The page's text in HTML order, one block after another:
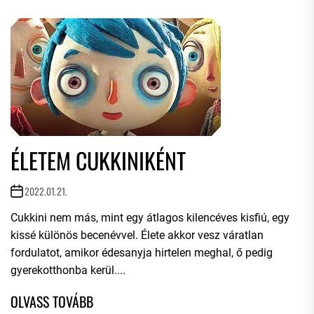
ÉLETEM CUKKINIKÉNT
2022.01.21.
Cukkini nem más, mint egy átlagos kilencéves kisfiú, egy
kissé különös becenévvel. Élete akkor vesz váratlan
fordulatot, amikor édesanyja hirtelen meghal, ő pedig
gyerekotthonba kerül....